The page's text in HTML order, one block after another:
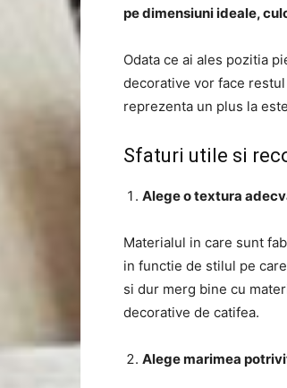
pe dimensiuni ideale,
Odata ce ai ales pozitia
decorative vor face
reprezenta un plus la
Sfaturi utile si
Alege o textura
Materialul in care sunt
in functie de stilul pe
si dur merg bine cu
decorative de catifea.
Alege marimea